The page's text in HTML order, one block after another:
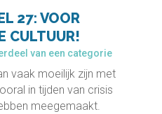
27: VOOR
CULTUUR!
van een categorie
vaak moeilijk zijn met
in tijden van crisis
meegemaakt.